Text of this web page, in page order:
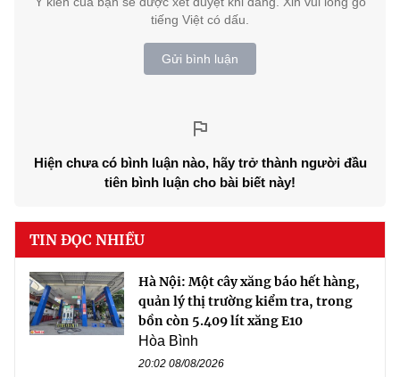
tiếng Việt có dấu.
Gửi bình luận
Hiện chưa có bình luận nào, hãy trở thành người đầu
tiên bình luận cho bài biết này!
TIN ĐỌC NHIỀU
Hà Nội: Một cây xăng báo hết hàng,
quản lý thị trường kiểm tra, trong
bồn còn 5.409 lít xăng E10
Hòa Bình
20:02 08/08/2026